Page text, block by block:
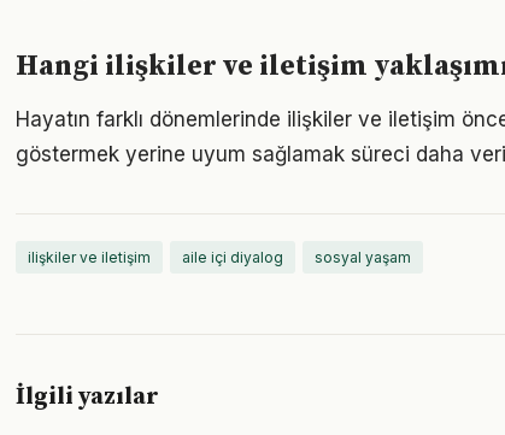
Hangi ilişkiler ve iletişim
Hayatın farklı dönemlerinde ilişkiler ve iletişim
göstermek yerine uyum sağlamak süreci daha
ilişkiler ve iletişim aile içi diyalog sosyal yaşam
İlgili yazılar